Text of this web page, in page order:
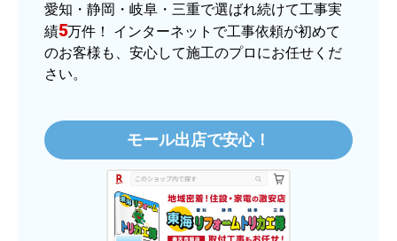
【注文商品】ヒーター・ストーブ 【注
文時期】2025年11月頃（モバイルから）
【このショップを選んだ理由は？】
【注文からどのくらいで届きましたか？】
3日程で届きました。発送作業が早かったです。
【その他感想・コメント】
大手ネットショップよりも結構安いところで買う
愛知・静岡・岐阜・三重で選ばれ続けて工事実
績5万件！ インターネットで工事依頼が初めて
のお客様も、安心して施工のプロにお任せくだ
さい。
モール出店で安心！